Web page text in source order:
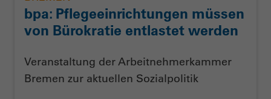
bpa: Pflegeeinrichtungen müssen
von Bürokratie entlastet werden
Veranstaltung der Arbeitnehmerkammer
Bremen zur aktuellen Sozialpolitik